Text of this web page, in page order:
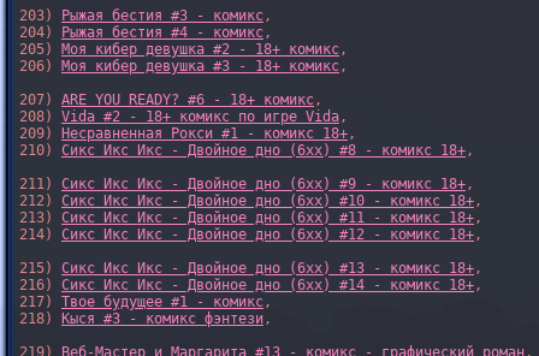
203)
Рыжая бестия #3 - комикс,
204)
Рыжая бестия #4 - комикс,
205) Моя кибер девушка #2 - 18+ комикс,
206) Моя кибер девушка #3 - 18+ комикс,
207) ARE YOU READY? #6 - 18+ комикс,
208) Vida #2 - 18+ комикс по игре Vida,
209)
Несравненная Рокси #1 - комикс 18+,
210) Сикс Икс Икс - Двойное дно (6xx) #8 - комикс 18+,
211) Сикс Икс Икс - Двойное дно (6xx) #9 - комикс 18+,
212) Сикс Икс Икс - Двойное дно (6xx) #10 - комикс 18+,
213) Сикс Икс Икс - Двойное дно (6xx) #11 - комикс 18+,
214) Сикс Икс Икс - Двойное дно (6xx) #12 - комикс 18+,
215) Сикс Икс Икс - Двойное дно (6xx) #13 - комикс 18+,
216) Сикс Икс Икс - Двойное дно (6xx) #14 - комикс 18+,
217) Твое будущее #1 - комикс,
218)
Кыся #3 - комикс фэнтези,
219)
Веб-Мастер и Маргарита #13 - комикс - графический роман,